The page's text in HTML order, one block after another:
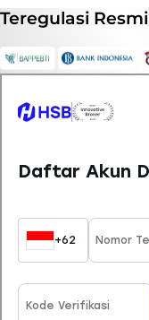
Teregulasi Resmi